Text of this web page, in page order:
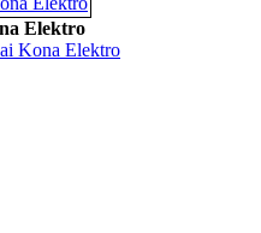
Elektro
Kona Elektro